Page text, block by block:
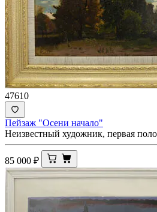
47610
Пейзаж "Осени начало"
Неизвестный художник, первая
85 000 ₽